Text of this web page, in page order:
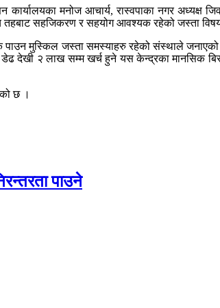
मनोज आचार्य, रास्वपाका नगर अध्यक्ष
तहबाट सहजिकरण र सहयोग आवश्यक रहेको जस्ता
पाउन मुस्किल जस्ता समस्याहरु रहेको संस्थाले
२ लाख सम्म खर्च हुने यस केन्द्रका मानसिक
छ ।
पाउने